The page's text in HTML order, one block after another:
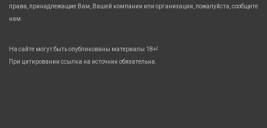
права, принадлежащие Вам, Вашей компании или организации, пожалуйста, сообщите
нам.
На сайте могут быть опубликованы материалы 18+!
При цитировании ссылка на источник обязательна.